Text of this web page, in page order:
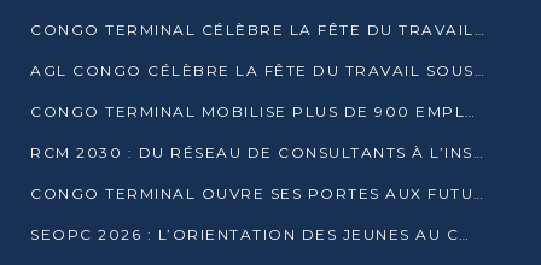
CONGO TERMINAL CÉLÈBRE LA FÊTE DU TRAVAIL AVEC SES COLLABORATEURS À POINTE-NOIRE
AGL CONGO CÉLÈBRE LA FÊTE DU TRAVAIL SOUS LE SIGNE DE LA COHÉSION
CONGO TERMINAL MOBILISE PLUS DE 900 EMPLOYÉS AUTOUR DE LA SÉCURITÉ AU TRAVAIL
RCM 2030 : DU RÉSEAU DE CONSULTANTS À L’INSTRUMENT DE PUISSANCE EN AFRIQUE FRANCOPHONE
CONGO TERMINAL OUVRE SES PORTES AUX FUTURS INGÉNIEURS AU FORUM DES MÉTIERS D’UCAC-ICAM
SEOPC 2026 : L’ORIENTATION DES JEUNES AU CŒUR DE LA DEUXIÈME ÉDITION